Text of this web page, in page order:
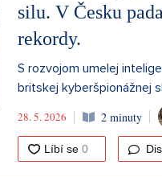
silu. V Česku
rekordy.
S rozvojom umelej
britskej kyberšpionážnej
28. 5. 2026 2 minuty